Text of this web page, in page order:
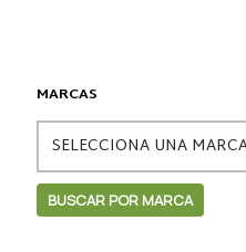
MARCAS